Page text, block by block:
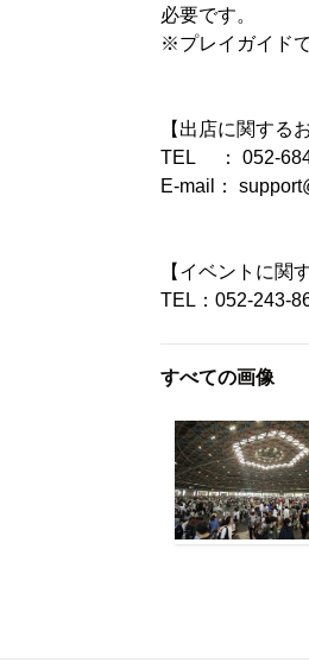
必要です。
※プレイガイド
【出店に関する
TEL ： 052-
E-mail：
【イベントに関
TEL：052-243-
すべての画像